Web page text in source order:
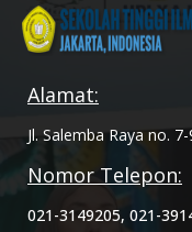
Alamat:
Jl. Salemba Raya no.
Nomor Telepon:
021-3149205, 021-